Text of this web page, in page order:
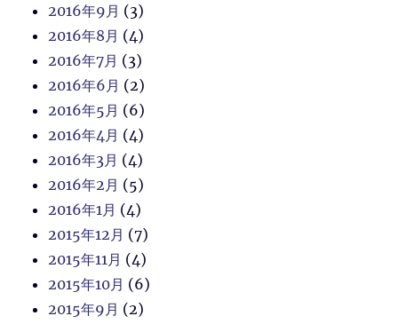
2016年9月 (3)
2016年8月 (4)
2016年7月 (3)
2016年6月 (2)
2016年5月 (6)
2016年4月 (4)
2016年3月 (4)
2016年2月 (5)
2016年1月 (4)
2015年12月 (7)
2015年11月 (4)
2015年10月 (6)
2015年9月 (2)